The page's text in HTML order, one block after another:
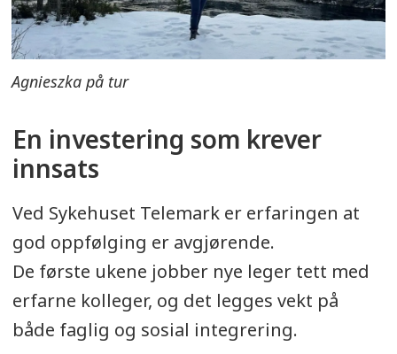
Agnieszka på tur
En investering som krever
innsats
Ved Sykehuset Telemark er erfaringen at
god oppfølging er avgjørende.
De første ukene jobber nye leger tett med
erfarne kolleger, og det legges vekt på
både faglig og sosial integrering.